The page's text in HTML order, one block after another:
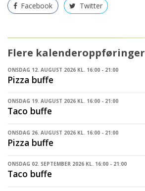
Facebook Twitter
Flere kalenderoppføringer
ONSDAG 12. AUGUST 2026 KL. 16:00 - 21:00
Pizza buffe
ONSDAG 19. AUGUST 2026 KL. 16:00 - 21:00
Taco buffe
ONSDAG 26. AUGUST 2026 KL. 16:00 - 21:00
Pizza buffe
ONSDAG 02. SEPTEMBER 2026 KL. 16:00 - 21:00
Taco buffe